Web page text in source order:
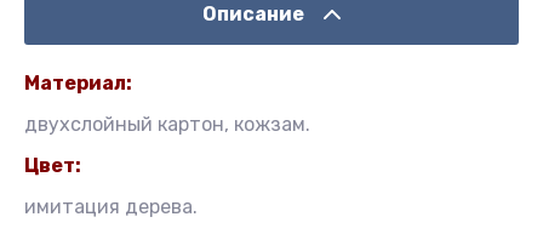
Описание
Материал:
двухслойный картон, кожзам.
Цвет:
имитация дерева.